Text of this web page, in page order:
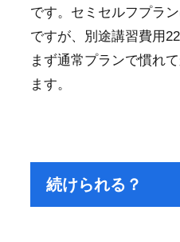
です。セミセルフプラ
ですが、別途講習費用
まず通常プランで慣れ
ます。
続けられる？